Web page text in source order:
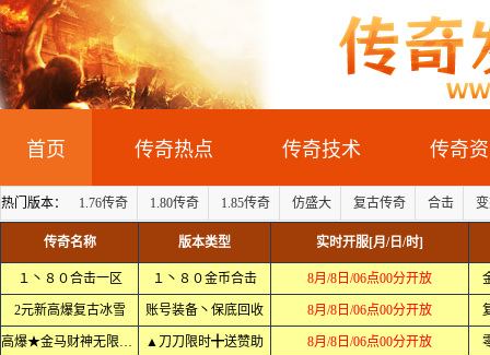
首页 传奇热点 传奇技术 传奇
热门版本： 1.76传奇 1.80传奇 1.85传奇 仿盛大 复古传奇 合击
传奇名称 版本类型 实时开服[月/日/时]
１丶８０合击一区 １丶８０金币合击 8月/8日/06点00分开放
2元新高爆复古冰雪 账号装备丶保底回收 8月/8日/06点00分开放
高爆★金马财神无限刀╋ ▲刀刀限时╋送赞助 8月/8日/06点00分开放